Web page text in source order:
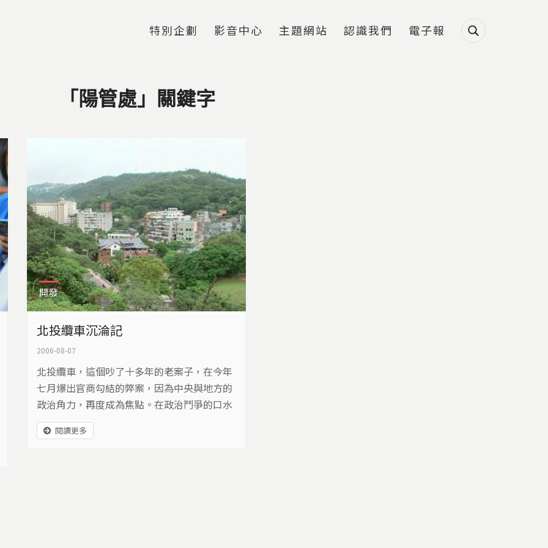
特別企劃 影音中心 主題網站 認識我們 電子報
「陽管處」關鍵字
開發
北投纜車沉淪記
2006-08-07
北投纜車，這個吵了十多年的老案子，在今年
七月爆出官商勾結的弊案，因為中央與地方的
政治角力，再度成為焦點。在政治鬥爭的口水
之外，當地社區居民如何看這條纜車、環保團
體如何看這條纜車。於是我們從不同的角度，
閱讀更多